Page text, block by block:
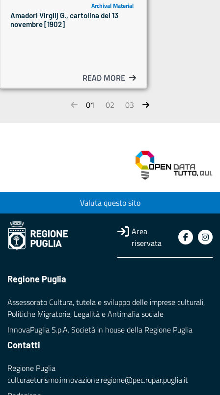
Archival Material
Amadori Virgilj G., cartolina del 13
novembre [1902]
READ MORE
01 02 03
Valuta questo sito
Area
riservata
Regione Puglia
Assessorato Cultura, tutela e sviluppo delle imprese culturali,
Politiche Migratorie, Legalità e Antimafia sociale
InnovaPuglia S.p.A. Società in house della Regione Puglia
Contatti
Regione Puglia
culturaeturismo.innovazione.regione@pec.rupar.puglia.it